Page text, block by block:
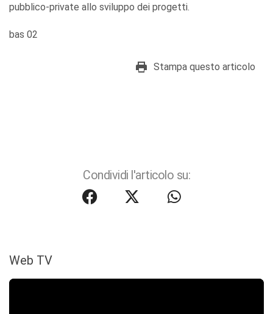
pubblico-private allo sviluppo dei progetti.
bas 02
Stampa questo articolo
Condividi l'articolo su:
Web TV